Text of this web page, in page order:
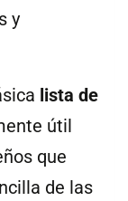
y
lista de
útil
que
de las